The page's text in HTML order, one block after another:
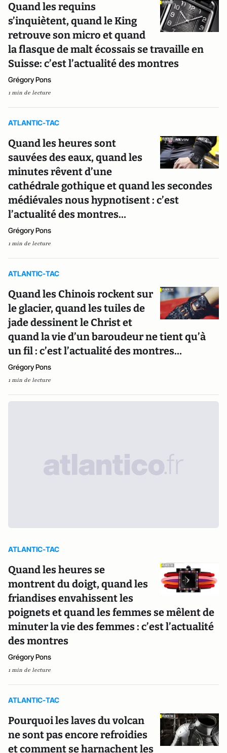
Quand les requins
s’inquiètent, quand le King
retrouve son micro et quand
la flasque de malt écossais se travaille en
Suisse: c’est l’actualité des montres
Grégory Pons
1 min de lecture
ATLANTIC-TAC
Quand les heures sont
sauvées des eaux, quand les
minutes rêvent d’une
cathédrale gothique et quand les secondes
médiévales nous hypnotisent : c’est
l’actualité des montres…
Grégory Pons
1 min de lecture
ATLANTIC-TAC
Quand les Chinois rockent sur
le glacier, quand les tuiles de
jade dessinent le Christ et
quand la vie d’un baroudeur ne tient qu’à
un fil : c’est l’actualité des montres…
Grégory Pons
1 min de lecture
ATLANTIC-TAC
Quand les heures se
montrent du doigt, quand les
friandises envahissent les
poignets et quand les femmes se mêlent de
minuter la vie des femmes : c’est l’actualité
des montres
Grégory Pons
1 min de lecture
ATLANTIC-TAC
Pourquoi les laves du volcan
ne sont pas encore refroidies
et comment se harnachent les